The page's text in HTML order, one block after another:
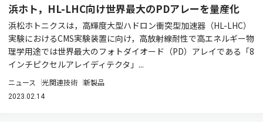
浜ホト，HL-LHC向け世界最大のPDアレーを量産化
浜松ホトニクスは，高輝度大型ハドロン衝突型加速器（HL-LHC）
実験におけるCMS実験装置に向け，高放射線耐性で高エネルギー物
理学用途では世界最大のフォトダイオード（PD）アレイである「8
インチピクセルアレイディテクタ」...
ニュース 光関連技術 新製品
2023.02.14